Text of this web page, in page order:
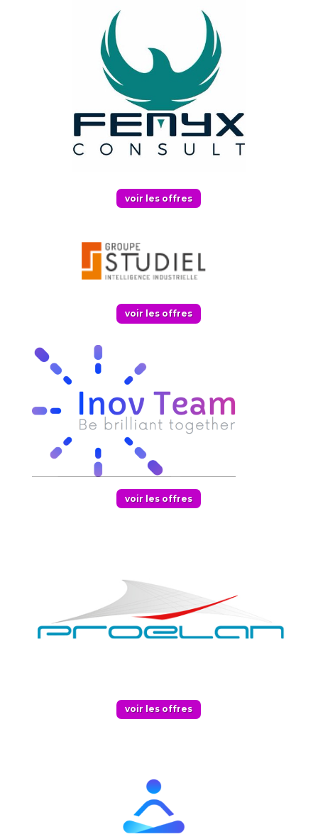
voir les offres
voir les offres
voir les offres
voir les offres